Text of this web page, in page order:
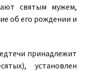
святым мужем,
об его рождении и
принадлежит
установлен